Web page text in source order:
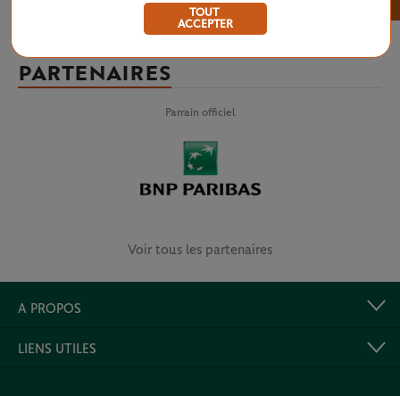
PARTENAIRES
Parrain officiel
Voir tous les partenaires
A PROPOS
LIENS UTILES
TOUT
ACCEPTER